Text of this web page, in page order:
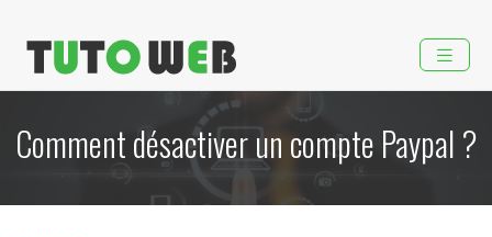
Comment désactiver un compte Paypal ?